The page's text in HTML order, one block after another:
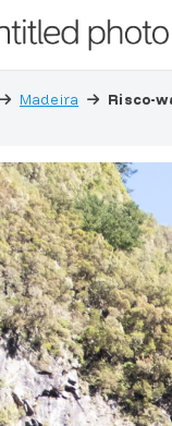
Madeira Risco-